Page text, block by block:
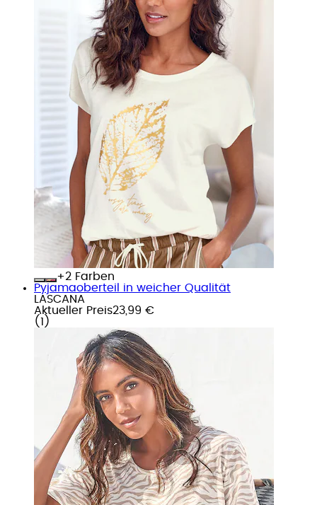
+
Farben
Pyjamaoberteil in weicher Qualität
LASCANA
Aktueller Preis23,99 €
( 1 )